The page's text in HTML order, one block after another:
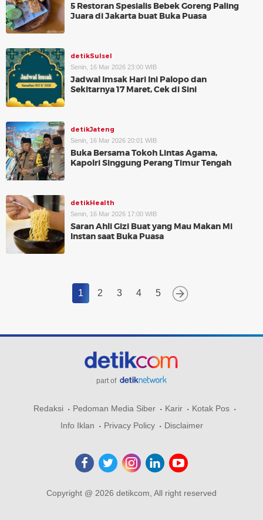
5 Restoran Spesialis Bebek Goreng Paling
Juara di Jakarta buat Buka Puasa
detikSulsel
Senin, 16 Mar 2026 23:00 WIB
Jadwal Imsak Hari Ini Palopo dan
Sekitarnya 17 Maret, Cek di Sini
detikJateng
Senin, 16 Mar 2026 20:01 WIB
Buka Bersama Tokoh Lintas Agama,
Kapolri Singgung Perang Timur Tengah
detikHealth
Senin, 16 Mar 2026 17:00 WIB
Saran Ahli Gizi Buat yang Mau Makan Mi
Instan saat Buka Puasa
1 2 3 4 5
part of
Redaksi Pedoman Media Siber Karir
Kotak Pos
Info Iklan
Privacy Policy Disclaimer
Copyright @ 2026 detikcom, All right reserved